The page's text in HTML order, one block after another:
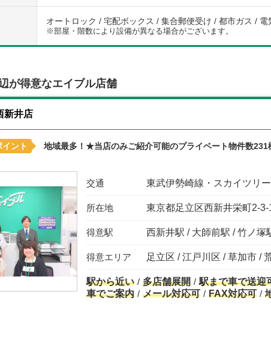
オートロック / 宅配ボックス / 集合郵便受け / 都市ガス /
※部屋・階数により設備が異なる場合がございます。
が得意なエイブル店舗
新井店
ント 地域最多！★当店のみご紹介可能のプライベート物件数
交通 東武伊勢崎線・スカイツリ
所在地 東京都足立区西新井栄町2-
得意駅 西新井駅 / 大師前駅 / 竹ノ塚
得意エリア 足立区 / 江戸川区 / 草加市 /
駅から近い 多店舗展開 駅まで車で送迎
車でご案内
メール対応可 FAX対応可